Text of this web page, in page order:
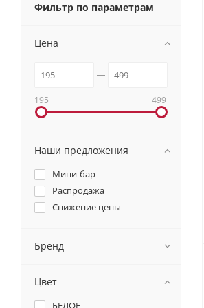
Фильтр по параметрам
Цена
195 499
Наши предложения
Мини-бар
Распродажа
Снижение цены
Бренд
Цвет
БЕЛОЕ